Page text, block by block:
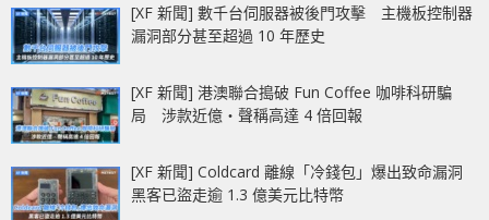
[XF 新聞] 數千台伺服器被後門攻擊 主機板控制器
漏洞部分甚至超過 10 年歷史
[XF 新聞] 港澳聯合搗破 Fun Coffee 咖啡科研騙
局 涉款近億‧聲稱高達 4 倍回報
[XF 新聞] Coldcard 離線「冷錢包」爆出致命漏洞
黑客已盜走逾 1.3 億美元比特幣